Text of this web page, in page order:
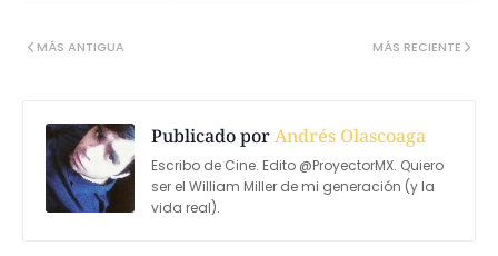
MÁS RECIENTE
MÁS ANTIGUA
Publicado porAndrés Olascoaga
Escribo de Cine. Edito @ProyectorMX. Quiero
ser el William Miller de mi generación (y la
vida real).